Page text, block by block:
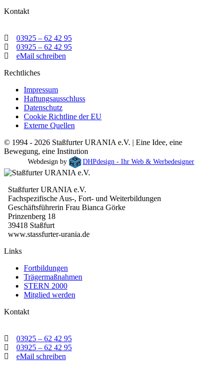
Kontakt
03925 – 62 42 95
03925 – 62 42 95
eMail schreiben
Rechtliches
Impressum
Haftungsausschluss
Datenschutz
Cookie Richtline der EU
Externe Quellen
© 1994 - 2026 Staßfurter URANIA e.V. | Eine Idee, eine
Bewegung, eine Institution
Webdesign by DHPdesign - Ihr Web & Werbedesigner
Staßfurter URANIA e.V.
Fachspezifische Aus-, Fort- und Weiterbildungen
Geschäftsführerin Frau Bianca Görke
Prinzenberg 18
39418 Staßfurt
www.stassfurter-urania.de
Links
Fortbildungen
Trägermaßnahmen
STERN 2000
Mitglied werden
Kontakt
03925 – 62 42 95
03925 – 62 42 95
eMail schreiben